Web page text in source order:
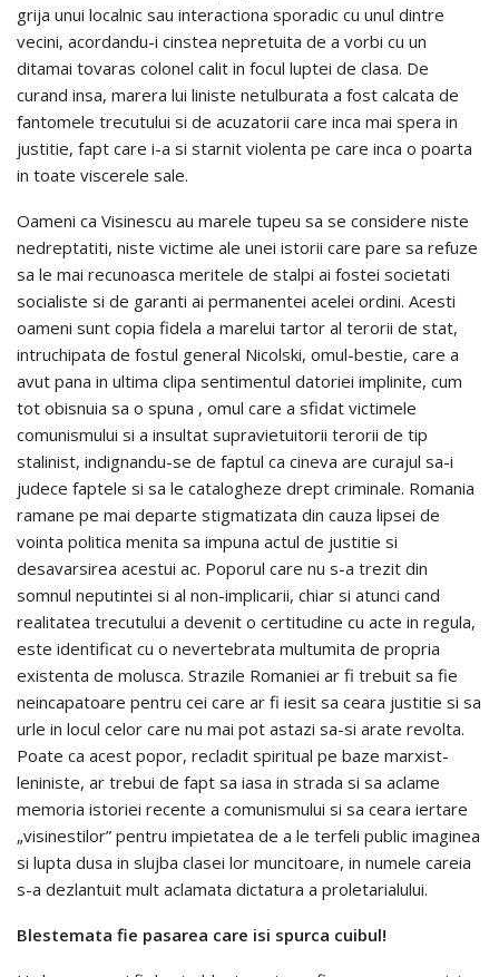
grija unui localnic sau interactiona sporadic cu unul dintre
vecini, acordandu-i cinstea nepretuita de a vorbi cu un
ditamai tovaras colonel calit in focul luptei de clasa. De
curand insa, marera lui liniste netulburata a fost calcata de
fantomele trecutului si de acuzatorii care inca mai spera in
justitie, fapt care i-a si starnit violenta pe care inca o poarta
in toate viscerele sale.
Oameni ca Visinescu au marele tupeu sa se considere niste
nedreptatiti, niste victime ale unei istorii care pare sa refuze
sa le mai recunoasca meritele de stalpi ai fostei societati
socialiste si de garanti ai permanentei acelei ordini. Acesti
oameni sunt copia fidela a marelui tartor al terorii de stat,
intruchipata de fostul general Nicolski, omul-bestie, care a
avut pana in ultima clipa sentimentul datoriei implinite, cum
tot obisnuia sa o spuna , omul care a sfidat victimele
comunismului si a insultat supravietuitorii terorii de tip
stalinist, indignandu-se de faptul ca cineva are curajul sa-i
judece faptele si sa le catalogheze drept criminale. Romania
ramane pe mai departe stigmatizata din cauza lipsei de
vointa politica menita sa impuna actul de justitie si
desavarsirea acestui ac. Poporul care nu s-a trezit din
somnul neputintei si al non-implicarii, chiar si atunci cand
realitatea trecutului a devenit o certitudine cu acte in regula,
este identificat cu o nevertebrata multumita de propria
existenta de molusca. Strazile Romaniei ar fi trebuit sa fie
neincapatoare pentru cei care ar fi iesit sa ceara justitie si sa
urle in locul celor care nu mai pot astazi sa-si arate revolta.
Poate ca acest popor, recladit spiritual pe baze marxist-
leniniste, ar trebui de fapt sa iasa in strada si sa aclame
memoria istoriei recente a comunismului si sa ceara iertare
„visinestilor” pentru impietatea de a le terfeli public imaginea
si lupta dusa in slujba clasei lor muncitoare, in numele careia
s-a dezlantuit mult aclamata dictatura a proletarialului.
Blestemata fie pasarea care isi spurca cuibul!